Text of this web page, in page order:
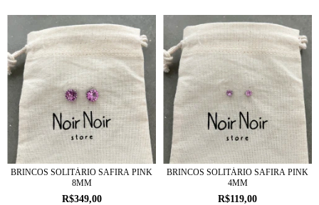
BRINCOS SOLITÁRIO SAFIRA PINK
8MM
R$349,00
BRINCOS SOLITÁRIO SAFIRA PINK
4MM
R$119,00